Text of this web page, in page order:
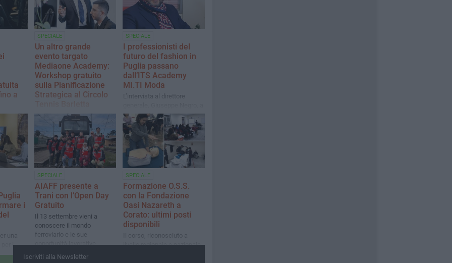
a
grazie
SPECIALE
Un altro grande
evento targato
Mediaone Academy:
Workshop gratuito
sulla Pianificazione
Strategica al Circolo
Lunedì 28 aprile, a partire
dalle ore 17:00, andrà in
scena un nuovo
appuntamento formativo di
grande rilevanza
SPECIALE
I professionisti del
futuro del fashion in
Puglia passano
dall’ITS Academy
MI.TI Moda
L’intervista al direttore
conclusione dell’Apulian
Runway Experience
i
una
per i
SPECIALE
AIAFF presente a
Trani con l’Open Day
Gratuito
Il 13 settembre vieni a
conoscere il mondo
ferroviario e le sue
opportunità lavorative
SPECIALE
Formazione O.S.S.
con la Fondazione
Oasi Nazareth a
Corato: ultimi posti
disponibili
Il corso, riconosciuto a
livello regionale e nazionale,
Iscriviti alla Newsletter